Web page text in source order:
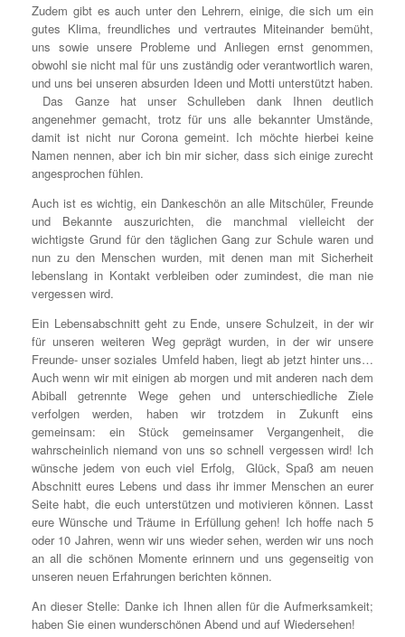
Zudem gibt es auch unter den Lehrern, einige, die sich um ein
gutes Klima, freundliches und vertrautes Miteinander bemüht,
uns sowie unsere Probleme und Anliegen ernst genommen,
obwohl sie nicht mal für uns zuständig oder verantwortlich waren,
und uns bei unseren absurden Ideen und Motti unterstützt haben.
Das Ganze hat unser Schulleben dank Ihnen deutlich
angenehmer gemacht, trotz für uns alle bekannter Umstände,
damit ist nicht nur Corona gemeint. Ich möchte hierbei keine
Namen nennen, aber ich bin mir sicher, dass sich einige zurecht
angesprochen fühlen.
Auch ist es wichtig, ein Dankeschön an alle Mitschüler, Freunde
und Bekannte auszurichten, die manchmal vielleicht der
wichtigste Grund für den täglichen Gang zur Schule waren und
nun zu den Menschen wurden, mit denen man mit Sicherheit
lebenslang in Kontakt verbleiben oder zumindest, die man nie
vergessen wird.
Ein Lebensabschnitt geht zu Ende, unsere Schulzeit, in der wir
für unseren weiteren Weg geprägt wurden, in der wir unsere
Freunde- unser soziales Umfeld haben, liegt ab jetzt hinter uns…
Auch wenn wir mit einigen ab morgen und mit anderen nach dem
Abiball getrennte Wege gehen und unterschiedliche Ziele
verfolgen werden, haben wir trotzdem in Zukunft eins
gemeinsam: ein Stück gemeinsamer Vergangenheit, die
wahrscheinlich niemand von uns so schnell vergessen wird! Ich
wünsche jedem von euch viel Erfolg, Glück, Spaß am neuen
Abschnitt eures Lebens und dass ihr immer Menschen an eurer
Seite habt, die euch unterstützen und motivieren können. Lasst
eure Wünsche und Träume in Erfüllung gehen! Ich hoffe nach 5
oder 10 Jahren, wenn wir uns wieder sehen, werden wir uns noch
an all die schönen Momente erinnern und uns gegenseitig von
unseren neuen Erfahrungen berichten können.
An dieser Stelle: Danke ich Ihnen allen für die Aufmerksamkeit;
haben Sie einen wunderschönen Abend und auf Wiedersehen!